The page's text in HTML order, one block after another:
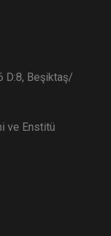
D:8, Beşiktaş/
ve Enstitü